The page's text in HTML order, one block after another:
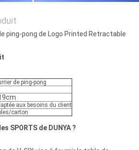
ping-pong de Logo Printed Retractable
de ping-pong
aux besoins du client
carton
SPORTS de DUNYA ?